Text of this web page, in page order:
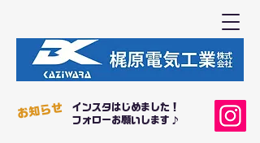
インスタはじめました！
フォローお願いします♪
​お知らせ